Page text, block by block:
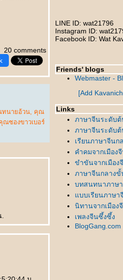
20 comments
นายอ้วน, คุณ
ณซองขาวเบอร์
LINE ID: wat21796
Instagram ID:
Facebook ID: Wat
Friends' blogs
Webmaster -
[Add
Links
ภาษาจีนระดับต้
ภาษาจีนระดับต้
เรียนภาษาจีนก
คำคมจากเมือง
ขำขันจากเมือง
ภาษาจีนกลาง
บทสนทนาภาษ
บบเรียนภาษา
นิทานจากเมือง
เพลงจีนซึ้งซึ้ง
BlogGang.com